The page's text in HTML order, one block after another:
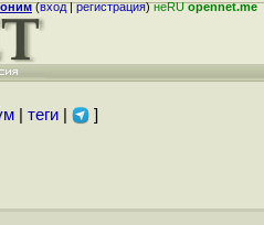
(вход|регистрация)неRUopennet.me
| теги| ]